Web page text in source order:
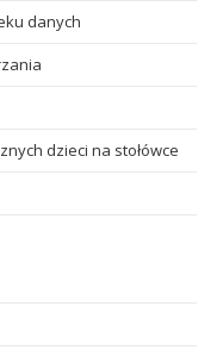
danych
dzieci na stołówce